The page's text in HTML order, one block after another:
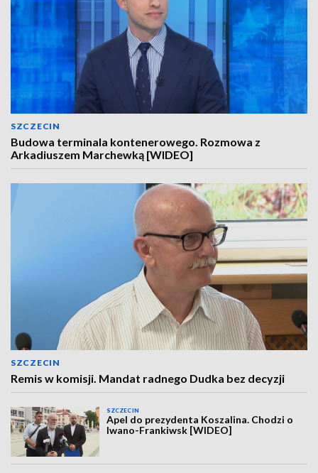
SZCZECIN
Budowa terminala kontenerowego. Rozmowa z
Arkadiuszem Marchewką [WIDEO]
SZCZECIN
Remis w komisji. Mandat radnego Dudka bez decyzji
SZCZECIN
Apel do prezydenta Koszalina. Chodzi o
Iwano-Frankiwsk [WIDEO]